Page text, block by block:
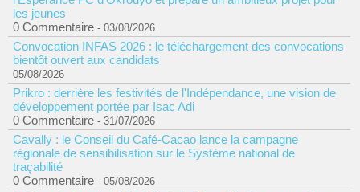
les jeunes
0 Commentaire - 03/08/2026
Convocation INFAS 2026 : le téléchargement des convocations
bientôt ouvert aux candidats
05/08/2026
Prikro : derrière les festivités de l'Indépendance, une vision de
développement portée par Isac Adi
0 Commentaire - 31/07/2026
Cavally : le Conseil du Café-Cacao lance la campagne
régionale de sensibilisation sur le Système national de
traçabilité
0 Commentaire - 05/08/2026